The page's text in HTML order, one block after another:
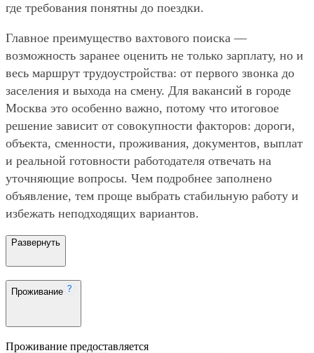
где требования понятны до поездки.
Главное преимущество вахтового поиска —
возможность заранее оценить не только зарплату, но и
весь маршрут трудоустройства: от первого звонка до
заселения и выхода на смену. Для вакансий в городе
Москва это особенно важно, потому что итоговое
решение зависит от совокупности факторов: дороги,
объекта, сменности, проживания, документов, выплат
и реальной готовности работодателя отвечать на
уточняющие вопросы. Чем подробнее заполнено
объявление, тем проще выбрать стабильную работу и
избежать неподходящих вариантов.
Развернуть
Проживание
Проживание предоставляется